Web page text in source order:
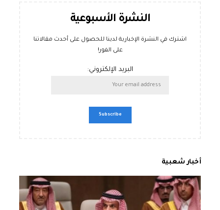
النشرة الأسبوعية
اشترك في النشرة الإخبارية لدينا للحصول على أحدث مقالاتنا
على الفور!
البريد الإلكتروني:
أخبار شعبية